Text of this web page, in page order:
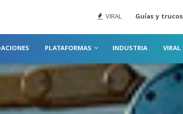
VIRAL Guías y trucos
PLATAFORMAS INDUSTRIA VIRAL